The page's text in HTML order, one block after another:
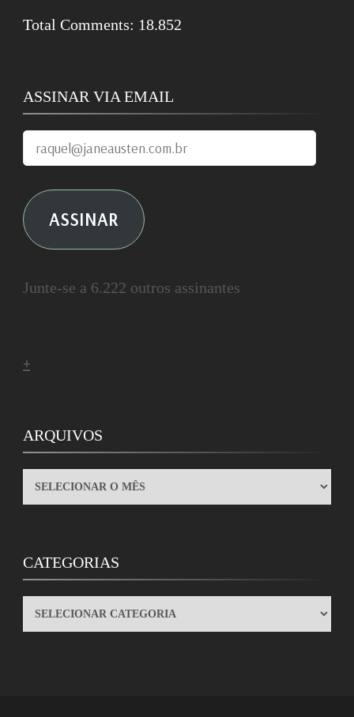
Total Comments: 18.852
ASSINAR VIA EMAIL
raquel@janeausten.com.br
ASSINAR
Junte-se a 6.222 outros assinantes
+
ARQUIVOS
ARQUIVOS
CATEGORIAS
CATEGORIAS